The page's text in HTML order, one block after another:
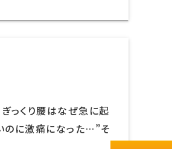
っくり腰はなぜ急に起
のに激痛になった…”そ